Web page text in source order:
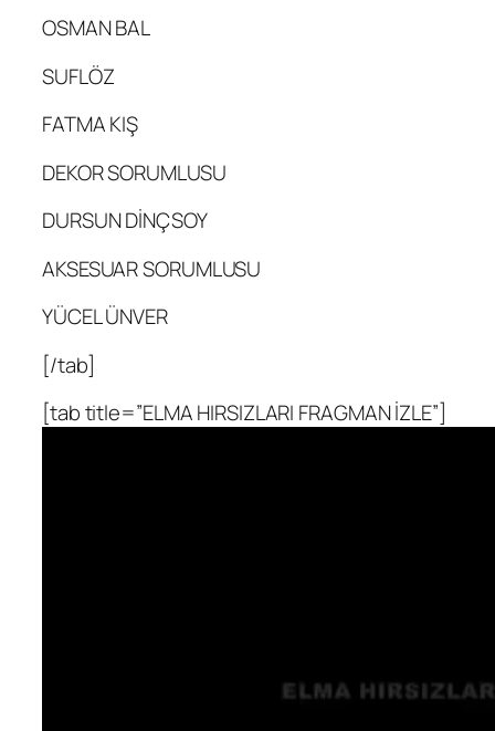
OSMAN BAL
SUFLÖZ
FATMA KIŞ
DEKOR SORUMLUSU
DURSUN DİNÇSOY
AKSESUAR SORUMLUSU
YÜCEL ÜNVER
[/tab]
[tab title=”ELMA HIRSIZLARI FRAGMAN İZLE”]